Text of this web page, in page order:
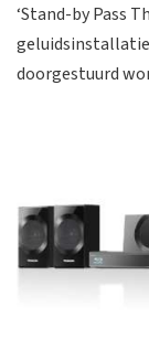
‘Stand-by Pass
doorgestuurd